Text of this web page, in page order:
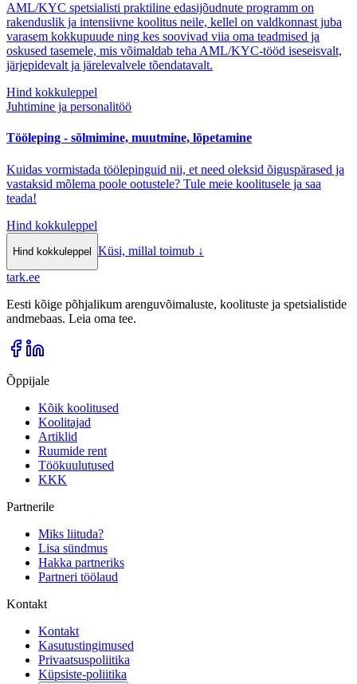
AML/KYC spetsialisti praktiline edasijõudnute programm on
rakenduslik ja intensiivne koolitus neile, kellel on valdkonnast juba
varasem kokkupuude ning kes soovivad viia oma teadmised ja
oskused tasemele, mis võimaldab teha AML/KYC-tööd iseseisvalt,
järjepidevalt ja järelevalvele tõendatavalt.
Hind kokkuleppel
Juhtimine ja personalitöö
Tööleping - sõlmimine, muutmine, lõpetamine
Kuidas vormistada töölepinguid nii, et need oleksid õiguspärased ja
vastaksid mõlema poole ootustele? Tule meie koolitusele ja saa
teada!
Hind kokkuleppel
Hind kokkuleppel Küsi, millal toimub ↓
tark.ee
Eesti kõige põhjalikum arenguvõimaluste, koolituste ja spetsialistide
andmebaas. Leia oma tee.
Õppijale
Kõik koolitused
Koolitajad
Artiklid
Ruumide rent
Töökuulutused
KKK
Partnerile
Miks liituda?
Lisa sündmus
Hakka partneriks
Partneri töölaud
Kontakt
Kontakt
Kasutustingimused
Privaatsuspoliitika
Küpsiste-poliitika